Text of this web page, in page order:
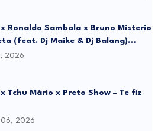
x Ronaldo Sambala x Bruno Misterio
(feat. Dj Maike & Dj Balang)
MP3
2026
x Tchu Mário x Preto Show – Te fiz
2026